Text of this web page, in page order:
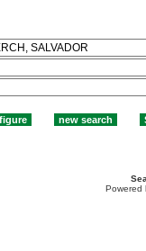
Powered